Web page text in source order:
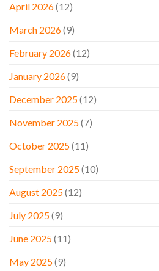
April 2026(12)
March 2026(9)
February 2026(12)
January 2026(9)
December 2025(12)
November 2025(7)
October 2025(11)
September 2025(10)
August 2025(12)
July 2025(9)
June 2025(11)
May 2025(9)